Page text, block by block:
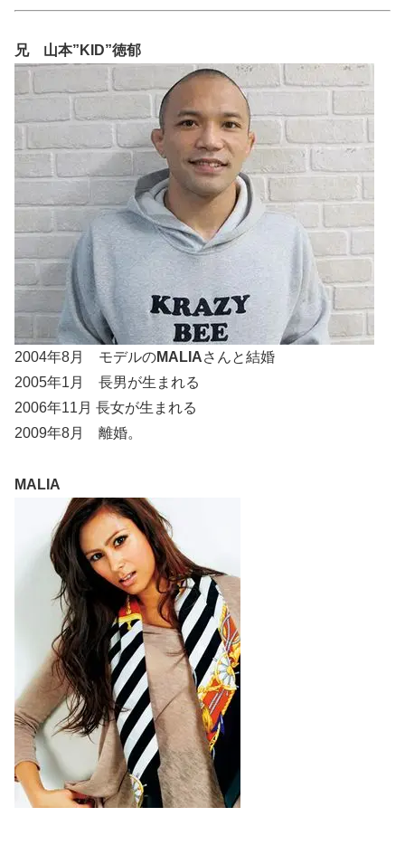
兄 山本”KID”徳郁
2004年8月 モデルのMALIAさんと結婚
2005年1月 長男が生まれる
2006年11月 長女が生まれる
2009年8月 離婚。
MALIA